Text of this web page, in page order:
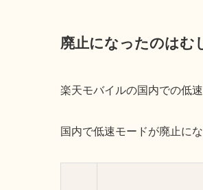
廃止になったのは
楽天モバイルの国内での低
国内で低速モードが廃止に